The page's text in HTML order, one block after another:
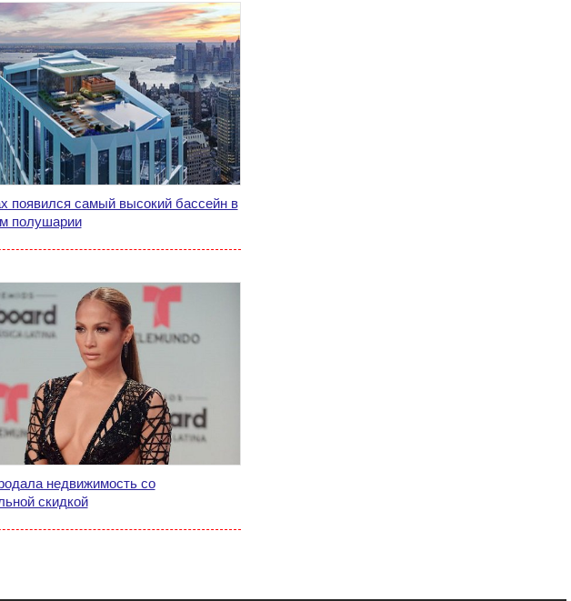
появился самый высокий бассейн в
полушарии
недвижимость со
скидкой